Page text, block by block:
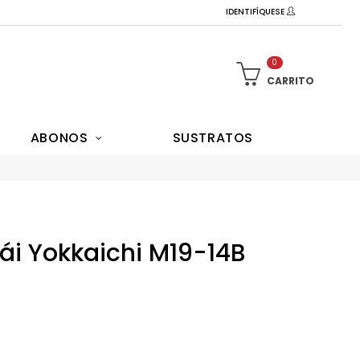
IDENTIFÍQUESE
0
CARRITO
ABONOS SUSTRATOS
Yokkaichi M19-14B